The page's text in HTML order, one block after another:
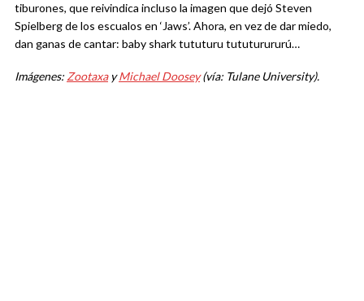
tiburones, que reivindica incluso la imagen que dejó Steven
Spielberg de los escualos en ‘Jaws’. Ahora, en vez de dar miedo,
dan ganas de cantar: baby shark tututuru tututurururú…
Imágenes: ZootaxayMichael Doosey(vía: Tulane University).